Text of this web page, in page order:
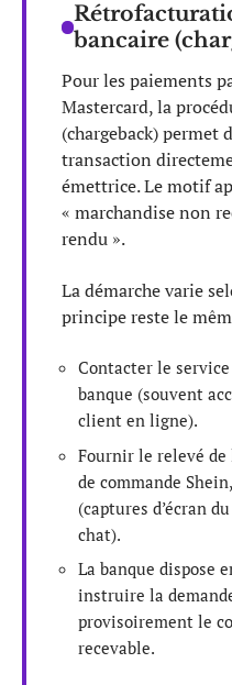
bancaire
Pour les paiements
Mastercard, la
(chargeback) permet
transaction
émettrice. Le motif
« marchandise non
rendu ».
La démarche varie
principe reste le
Contacter le
banque (souvent
client en ligne).
Fournir le relevé
de commande
(captures d’écran
chat).
La banque dispose
instruire la
provisoirement le
recevable.